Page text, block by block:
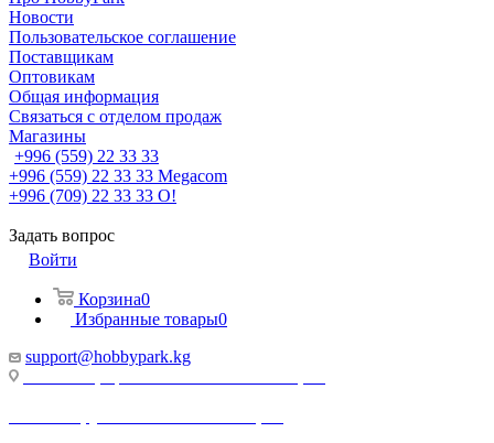
Новости
Пользовательское соглашение
Поставщикам
Оптовикам
Общая информация
Связаться с отделом продаж
Магазины
+996 (559) 22 33 33
+996 (559) 22 33 33 Megacom
+996 (709) 22 33 33 O!
Задать вопрос
Войти
Корзина0
Избранные товары0
support@hobbypark.kg